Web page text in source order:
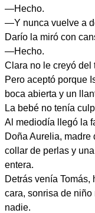
—Hecho.
—Y nunca vuelve a
Darío la miró con
—Hecho.
Clara no le creyó del
Pero aceptó porque
boca abierta y un
La bebé no tenía
Al mediodía llegó la
Doña Aurelia, madre
collar de perlas y
entera.
Detrás venía Tomás,
cara, sonrisa de
nadie.